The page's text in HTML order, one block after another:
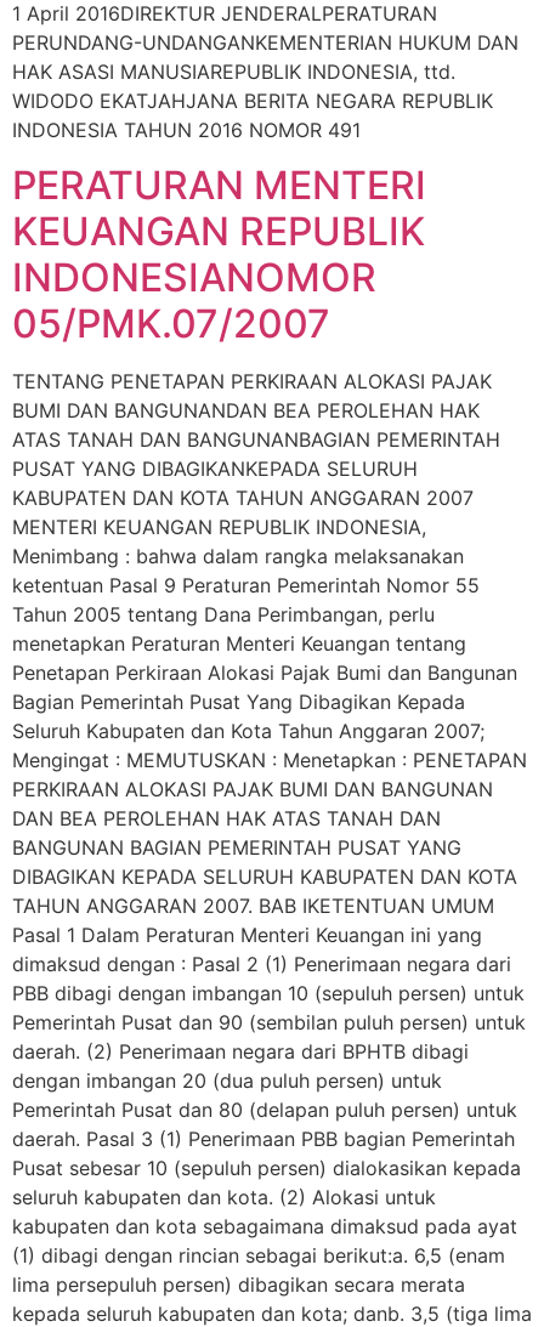
1 April 2016DIREKTUR JENDERALPERATURAN
PERUNDANG-UNDANGANKEMENTERIAN HUKUM DAN
HAK ASASI MANUSIAREPUBLIK INDONESIA, ttd.
WIDODO EKATJAHJANA BERITA NEGARA REPUBLIK
INDONESIA TAHUN 2016 NOMOR 491
PERATURAN MENTERI
KEUANGAN REPUBLIK
INDONESIANOMOR
05/PMK.07/2007
TENTANG PENETAPAN PERKIRAAN ALOKASI PAJAK
BUMI DAN BANGUNANDAN BEA PEROLEHAN HAK
ATAS TANAH DAN BANGUNANBAGIAN PEMERINTAH
PUSAT YANG DIBAGIKANKEPADA SELURUH
KABUPATEN DAN KOTA TAHUN ANGGARAN 2007
MENTERI KEUANGAN REPUBLIK INDONESIA,
Menimbang : bahwa dalam rangka melaksanakan
ketentuan Pasal 9 Peraturan Pemerintah Nomor 55
Tahun 2005 tentang Dana Perimbangan, perlu
menetapkan Peraturan Menteri Keuangan tentang
Penetapan Perkiraan Alokasi Pajak Bumi dan Bangunan
Bagian Pemerintah Pusat Yang Dibagikan Kepada
Seluruh Kabupaten dan Kota Tahun Anggaran 2007;
Mengingat : MEMUTUSKAN : Menetapkan : PENETAPAN
PERKIRAAN ALOKASI PAJAK BUMI DAN BANGUNAN
DAN BEA PEROLEHAN HAK ATAS TANAH DAN
BANGUNAN BAGIAN PEMERINTAH PUSAT YANG
DIBAGIKAN KEPADA SELURUH KABUPATEN DAN KOTA
TAHUN ANGGARAN 2007. BAB IKETENTUAN UMUM
Pasal 1 Dalam Peraturan Menteri Keuangan ini yang
dimaksud dengan : Pasal 2 (1) Penerimaan negara dari
PBB dibagi dengan imbangan 10 (sepuluh persen) untuk
Pemerintah Pusat dan 90 (sembilan puluh persen) untuk
daerah. (2) Penerimaan negara dari BPHTB dibagi
dengan imbangan 20 (dua puluh persen) untuk
Pemerintah Pusat dan 80 (delapan puluh persen) untuk
daerah. Pasal 3 (1) Penerimaan PBB bagian Pemerintah
Pusat sebesar 10 (sepuluh persen) dialokasikan kepada
seluruh kabupaten dan kota. (2) Alokasi untuk
kabupaten dan kota sebagaimana dimaksud pada ayat
(1) dibagi dengan rincian sebagai berikut:a. 6,5 (enam
lima persepuluh persen) dibagikan secara merata
kepada seluruh kabupaten dan kota; danb. 3,5 (tiga lima